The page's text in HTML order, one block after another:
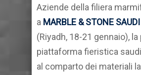
Aziende della filiera
a MARBLE & STONE
(Riyadh, 18-21 gennaio),
piattaforma fieristica
al comparto dei materiali